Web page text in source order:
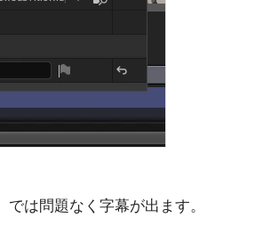
では問題なく字幕が出ます。